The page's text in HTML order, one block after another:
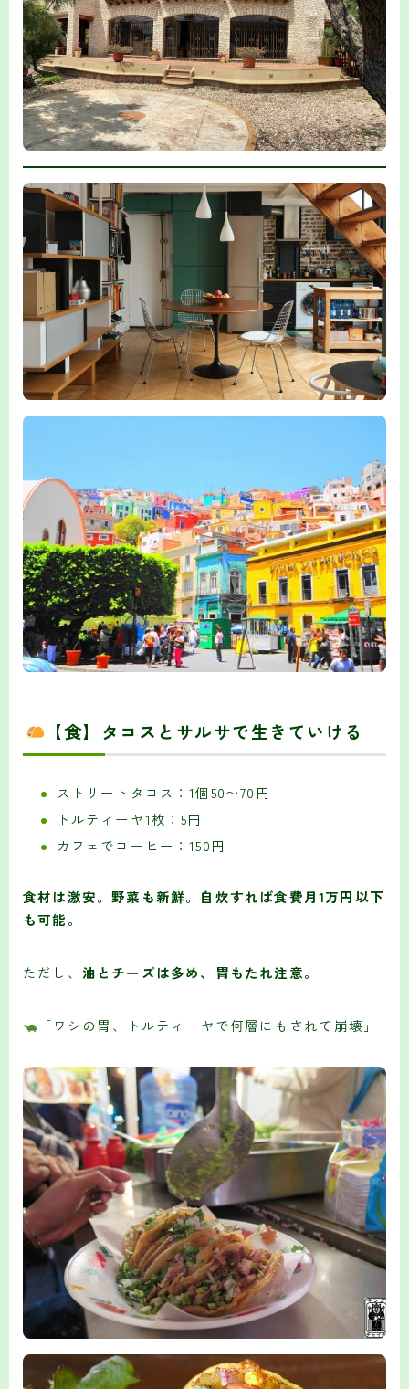
【食】タコスとサルサで生きていける
ストリートタコス：1個50〜70円
トルティーヤ1枚：5円
カフェでコーヒー：150円
食材は激安。野菜も新鮮。自炊すれば食費月1万円以下
も可能。
ただし、 油とチーズは多め、胃もたれ注意。
「ワシの胃、トルティーヤで何層にもされて崩壊」